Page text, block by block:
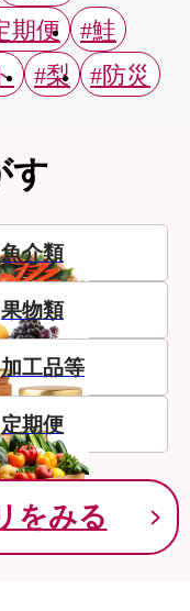
期便
#鮭
#梨 #防災
す
魚介類
果物類
加工品等
定期便
をみる